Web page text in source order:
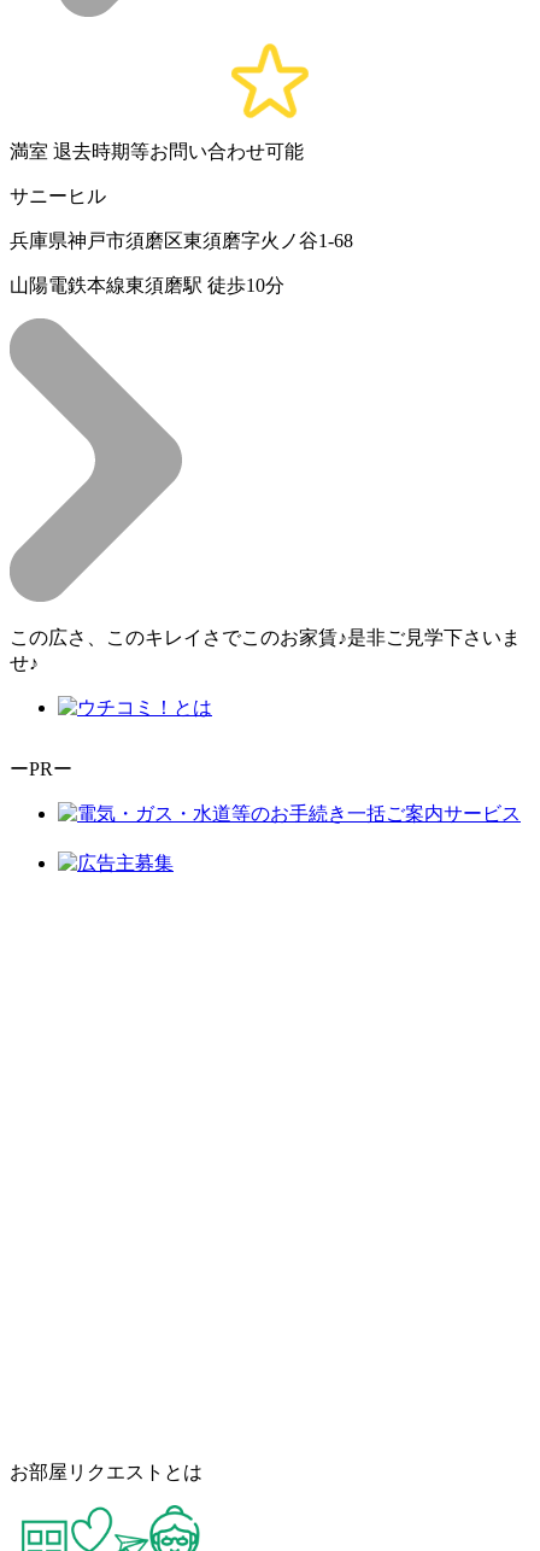
満室 退去時期等お問い合わせ可能
サニーヒル
兵庫県神戸市須磨区東須磨字火ノ谷1-68
山陽電鉄本線東須磨駅 徒歩10分
この広さ、このキレイさでこのお家賃♪是非ご見学下さいま
せ♪
ーPRー
お部屋リクエストとは